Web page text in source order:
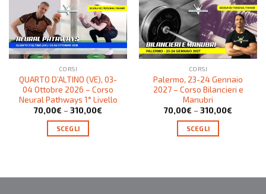
CORSI
QUARTO D’ALTINO (VE), 03-
04 Ottobre 2026 – Corso
Neural Pathways 1° Livello
70,00€ – 310,00€
SCEGLI
CORSI
Palermo, 23-24 Gennaio
2027 – Corso Bilancieri e
Manubri
70,00€ – 310,00€
SCEGLI